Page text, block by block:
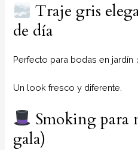
Traje gris
de día
Perfecto para bodas en jardín
Un look fresco y diferente.
Smoking para
gala)